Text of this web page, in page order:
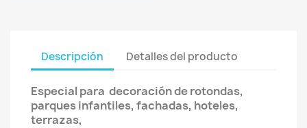
Descripción Detalles del producto
Especial para decoración de rotondas,
parques infantiles, fachadas, hoteles,
terrazas,